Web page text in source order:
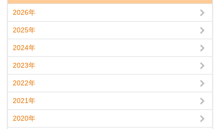
2026年
2025年
2024年
2023年
2022年
2021年
2020年